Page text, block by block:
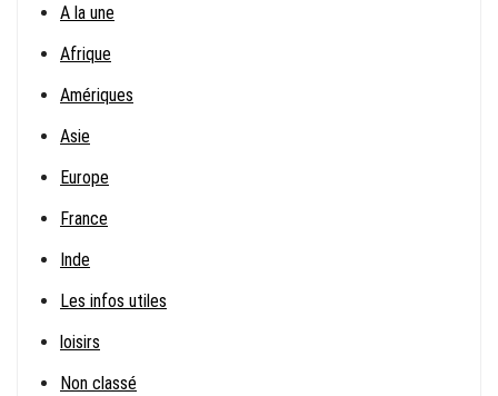
A la une
Afrique
Amériques
Asie
Europe
France
Inde
Les infos utiles
loisirs
Non classé